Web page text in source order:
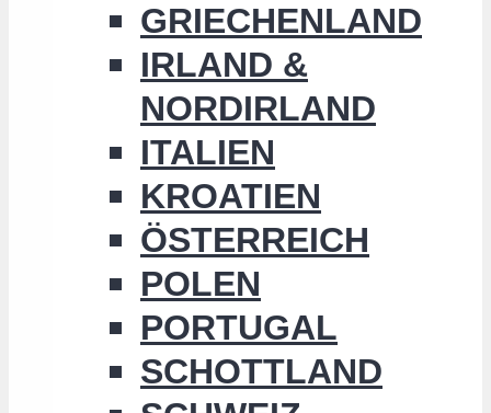
GRIECHENLAND
IRLAND &
NORDIRLAND
ITALIEN
KROATIEN
ÖSTERREICH
POLEN
PORTUGAL
SCHOTTLAND